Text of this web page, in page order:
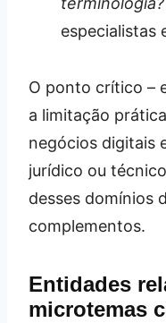
especialistas
O ponto crítico –
a limitação
negócios digitais
jurídico ou
desses domínios
complementos.
Entidades
microtemas